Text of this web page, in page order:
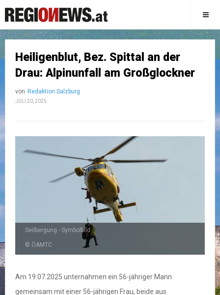
Heiligenblut, Bez. Spittal an der
Drau: Alpinunfall am Großglockner
von Redaktion Salzburg
JULI 20, 2025
Seilbergung - Symbolbild
© ÖAMTC
Am 19.07.2025 unternahmen ein 56-jähriger Mann
gemeinsam mit einer 56-jährigen Frau, beide aus